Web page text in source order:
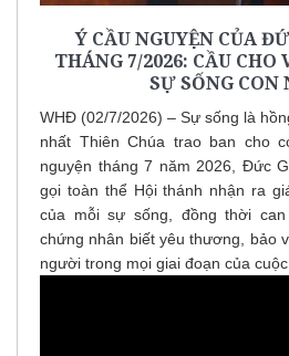
Ý CẦU NGUYỆN CỦA
THÁNG 7/2026: CẦU CHO
SỰ SỐNG CON
WHĐ (02/7/2026) – Sự sống là
nhất Thiên Chúa trao ban cho
nguyện tháng 7 năm 2026, Đức
gọi toàn thể Hội thánh nhận ra
của mỗi sự sống, đồng thời
chứng nhân biết yêu thương, bảo
người trong mọi giai đoạn của cuộc